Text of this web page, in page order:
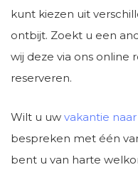
kunt kiezen uit
ontbijt. Zoekt u een
wij deze via ons online
reserveren.
Wilt u uw vakantie naar
bespreken met één
bent u van harte